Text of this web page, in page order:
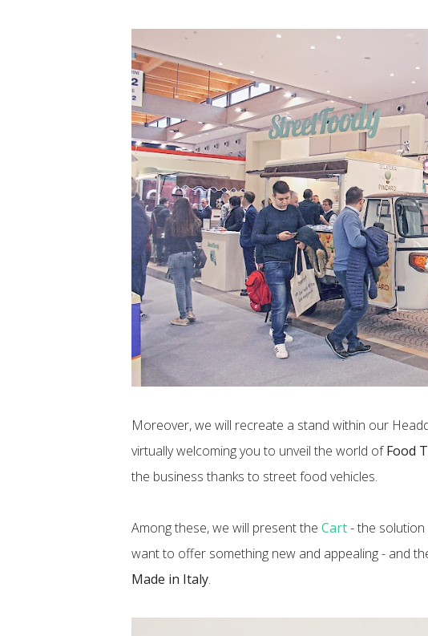
Moreover, we will recreate a stand within our
virtually welcoming you to unveil the world ofFood
the business thanks to street food vehicles.
Among these, we will present theCart- the
want to offer something new and appealing - and
Made in Italy.